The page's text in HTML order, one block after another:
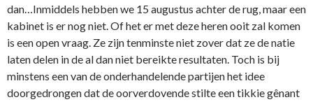
dan…Inmiddels hebben we 15 augustus achter de rug, maar een
kabinet is er nog niet. Of het er met deze heren ooit zal komen
is een open vraag. Ze zijn tenminste niet zover dat ze de natie
laten delen in de al dan niet bereikte resultaten. Toch is bij
minstens een van de onderhandelende partijen het idee
doorgedrongen dat de oorverdovende stilte een tikkie gênant